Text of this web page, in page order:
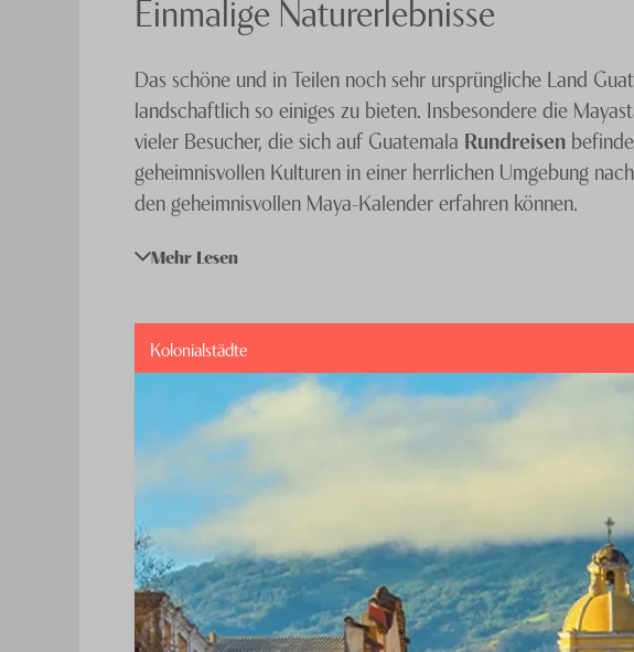
Einmalige Naturerlebnisse
Das schöne und in Teilen noch sehr ursprüngliche Land
landschaftlich so einiges zu bieten. Insbesondere die
vieler Besucher, die sich auf Guatemala Rundreisen
geheimnisvollen Kulturen in einer herrlichen Umgebung
den geheimnisvollen Maya-Kalender erfahren können.
unvergleichliche Land und holen Sie sich von unseren
Mehr Lesen
Kolonialstädte